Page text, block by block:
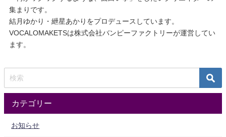
集まりです。
結月ゆかり・紲星あかりをプロデュースしています。
VOCALOMAKETSは株式会社バンピーファクトリーが運営してい
ます。
カテゴリー
お知らせ